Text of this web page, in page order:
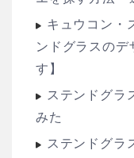
キュウコン・
ンドグラスのデ
す】
ステンドグラ
みた
ステンドグラ